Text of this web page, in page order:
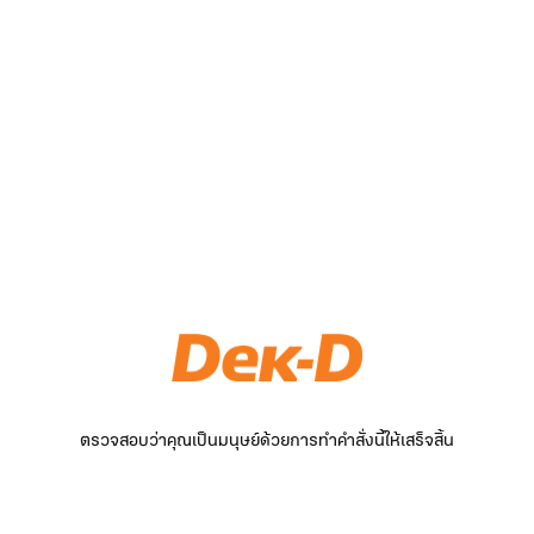
ตรวจสอบว่าคุณเป็นมนุษย์ด้วยการทำคำสั่งนี้ให้เสร็จสิ้น